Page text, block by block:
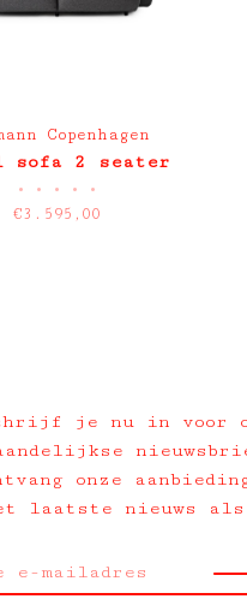
Copenhagen
sofa 2 seater
• • • • •
€3.595,00
je nu in voor
onze
laatste nieuws